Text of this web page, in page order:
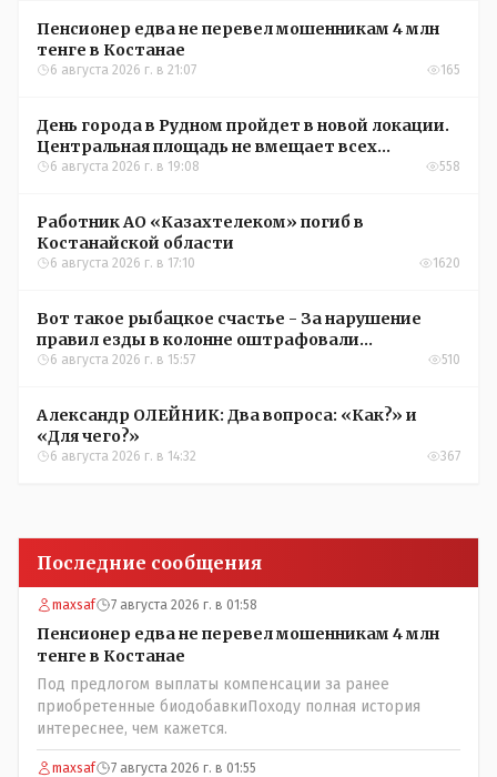
Пенсионер едва не перевел мошенникам 4 млн
тенге в Костанае
6 августа 2026 г. в 21:07 165
День города в Рудном пройдет в новой локации.
Центральная площадь не вмещает всех
желающих
6 августа 2026 г. в 19:08 558
Работник АО «Казахтелеком» погиб в
Костанайской области
6 августа 2026 г. в 17:10 1620
Вот такое рыбацкое счастье - За нарушение
правил езды в колонне оштрафовали
участников соревнований в Аркалыке
6 августа 2026 г. в 15:57 510
Александр ОЛЕЙНИК: Два вопроса: «Как?» и
«Для чего?»
6 августа 2026 г. в 14:32 367
Последние сообщения
maxsaf 7 августа 2026 г. в 01:58
Пенсионер едва не перевел мошенникам 4 млн
тенге в Костанае
Под предлогом выплаты компенсации за ранее
приобретенные биодобавкиПоходу полная история
интереснее, чем кажется.
maxsaf 7 августа 2026 г. в 01:55